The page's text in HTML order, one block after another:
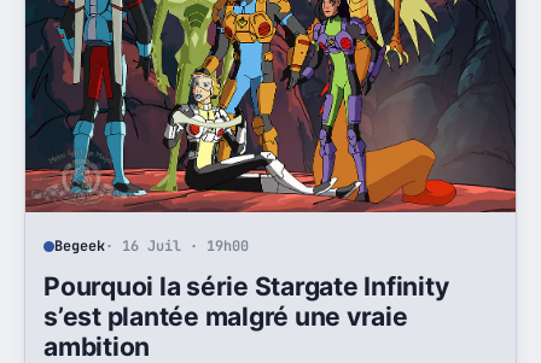
Begeek· 16 Juil · 19h00
Pourquoi la série Stargate Infinity
s’est plantée malgré une vraie
ambition